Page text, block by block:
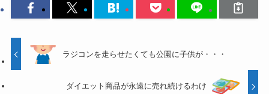
ラジコンを走らせたくても公園に子供が・・・
ダイエット商品が永遠に売れ続けるわけ